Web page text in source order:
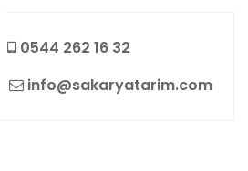
0544 262 16 32
info@sakaryatarim.com